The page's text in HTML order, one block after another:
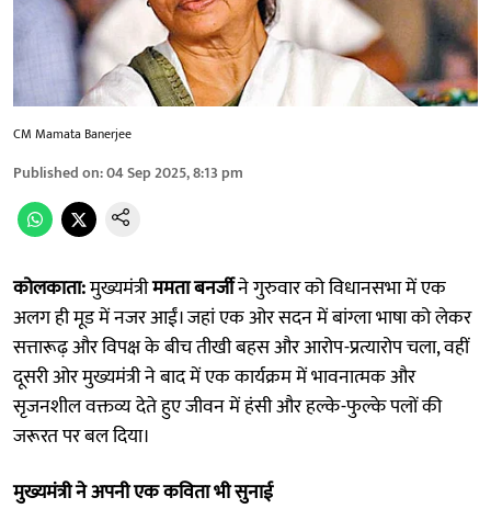
CM Mamata Banerjee
Published on:04 Sep 2025, 8:13 pm
कोलकाता:मुख्यमंत्रीममता बनर्जीने गुरुवार को विधानसभा में एक
अलग ही मूड में नजर आईं। जहां एक ओर सदन में बांग्ला भाषा को लेकर
सत्तारूढ़ और विपक्ष के बीच तीखी बहस और आरोप-प्रत्यारोप चला, वहीं
दूसरी ओर मुख्यमंत्री ने बाद में एक कार्यक्रम में भावनात्मक और
सृजनशील वक्तव्य देते हुए जीवन में हंसी और हल्के-फुल्के पलों की
जरूरत पर बल दिया।
मुख्यमंत्री ने अपनी एक कविता भी सुनाई